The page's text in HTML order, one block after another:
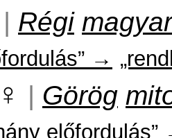
| Régi magyar
→
♀ | Görög